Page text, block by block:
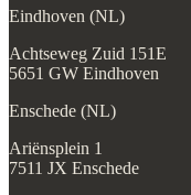
Eindhoven (NL)
Achtseweg Zuid 151E
5651 GW Eindhoven
Enschede (NL)
Ariënsplein 1
7511 JX Enschede